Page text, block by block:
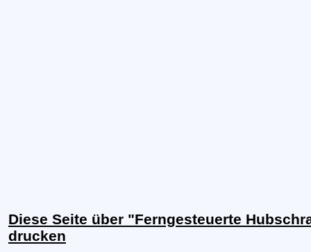
Diese Seite über "Ferngesteuerte
drucken